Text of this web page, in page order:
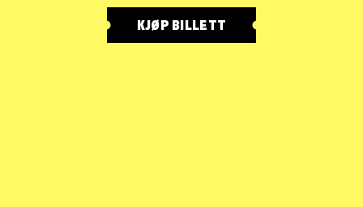
KJØP BILLETT